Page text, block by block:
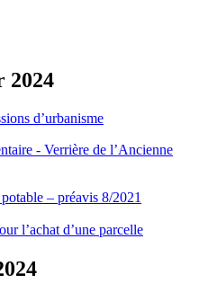
2024
d’urbanisme
- Verrière de l’Ancienne
– préavis 8/2021
l’achat d’une parcelle